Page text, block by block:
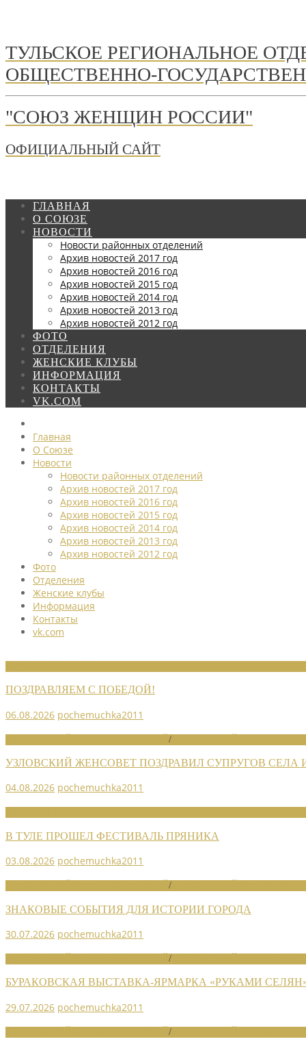
ТУЛЬСКОЕ РЕГИОНАЛЬНОЕ
ОБЩЕСТВЕННО-
"СОЮЗ ЖЕНЩИН РОССИИ"
ОФИЦИАЛЬНЫЙ САЙТ
ГЛАВНАЯ
О СОЮЗЕ
НОВОСТИ
Новости районных отделений
Архив новостей 2017 год
Архив новостей 2016 год
Архив новостей 2015 год
Архив новостей 2014 год
Архив новостей 2013 год
Архив новостей 2012 год
ФОТО
ОТДЕЛЕНИЯ
ЖЕНСКИЕ КЛУБЫ
ИНФОРМАЦИЯ
КОНТАКТЫ
VK.COM
Главная
О Союзе
Новости
Новости районных отделений
Архив новостей 2017 год
Архив новостей 2016 год
Архив новостей 2015 год
Архив новостей 2014 год
Архив новостей 2013 год
Архив новостей 2012 год
Фото
Отделения
Женские клубы
Информация
Контакты
vk.com
ПОЗДРАВЛЯЕМ С ПОБЕДОЙ!
06.08.2026 pochemuchka2011
/
УЗЛОВСКИЙ ЖЕНСОВЕТ ПОЗДРАВИЛ СУПРУГОВ СЕЛА
04.08.2026 pochemuchka2011
В ТУЛЕ ПРОШЕЛ ФЕСТИВАЛЬ ПРЯНИКА
03.08.2026 pochemuchka2011
/
ЗНАКОВЫЕ СОБЫТИЯ ДЛЯ ИСТОРИИ ГОРОДА
30.07.2026 pochemuchka2011
/
БУРАКОВСКАЯ ВЫСТАВКА-ЯРМАРКА «РУКАМИ
29.07.2026 pochemuchka2011
/